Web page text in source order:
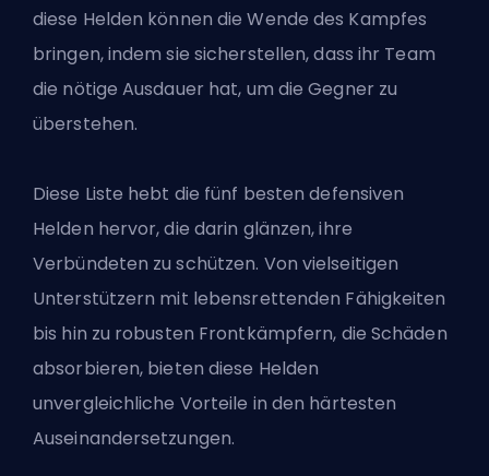
diese Helden können die Wende des Kampfes
bringen, indem sie sicherstellen, dass ihr Team
die nötige Ausdauer hat, um die Gegner zu
überstehen.
Diese Liste hebt die fünf besten defensiven
Helden hervor, die darin glänzen, ihre
Verbündeten zu schützen. Von vielseitigen
Unterstützern mit lebensrettenden Fähigkeiten
bis hin zu robusten Frontkämpfern, die Schäden
absorbieren, bieten diese Helden
unvergleichliche Vorteile in den härtesten
Auseinandersetzungen.